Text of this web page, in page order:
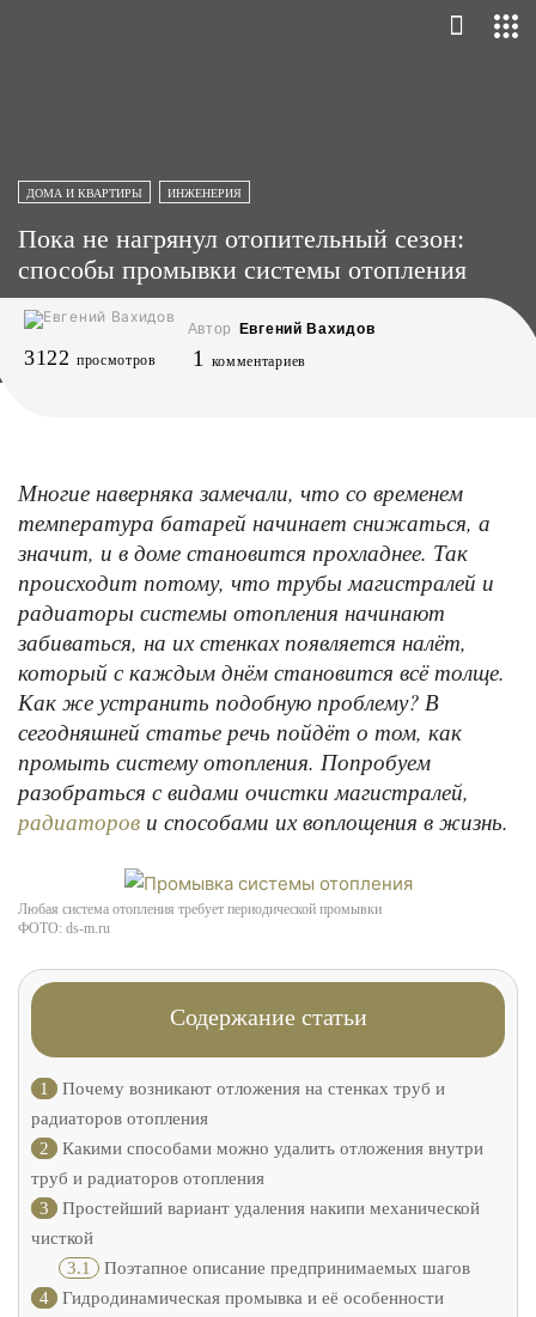
ДОМА И КВАРТИРЫ ИНЖЕНЕРИЯ
Пока не нагрянул отопительный сезон:
способы промывки системы отопления
Автор Евгений Вахидов
3122 просмотров 1 комментариев
Многие наверняка замечали, что со временем
температура батарей начинает снижаться, а
значит, и в доме становится прохладнее. Так
происходит потому, что трубы магистралей и
радиаторы системы отопления начинают
забиваться, на их стенках появляется налёт,
который с каждым днём становится всё толще.
Как же устранить подобную проблему? В
сегодняшней статье речь пойдёт о том, как
промыть систему отопления. Попробуем
разобраться с видами очистки магистралей,
радиаторов и способами их воплощения в жизнь.
Любая система отопления требует периодической промывки
ФОТО: ds-m.ru
Содержание статьи
1
Почему возникают отложения на стенках труб и
радиаторов отопления
2
Какими способами можно удалить отложения внутри
труб и радиаторов отопления
3
Простейший вариант удаления накипи механической
чисткой
3.1 Поэтапное описание предпринимаемых шагов
4
Гидродинамическая промывка и её особенности